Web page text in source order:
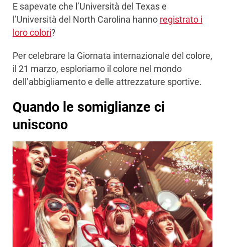
E sapevate che l’Università del Texas e
l’Università del North Carolina hanno registrato i
loro colori?
Per celebrare la Giornata internazionale del colore,
il 21 marzo, esploriamo il colore nel mondo
dell’abbigliamento e delle attrezzature sportive.
Quando le somiglianze ci
uniscono